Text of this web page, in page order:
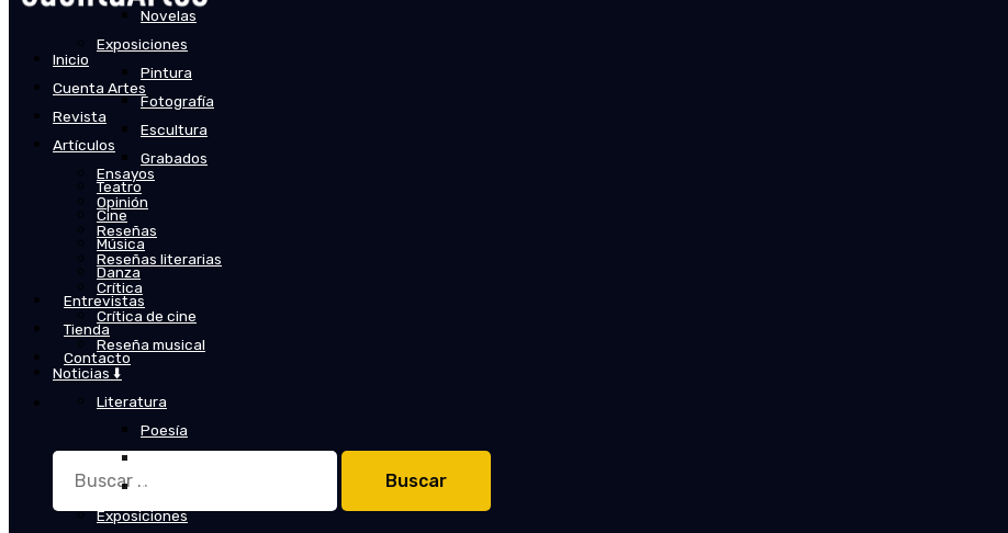
Novelas
Exposiciones
Pintura
Fotografía
Escultura
Grabados
Teatro
Cine
Música
Danza
Entrevistas
Tienda
Contacto
Buscar:
Inicio
Cuenta Artes
Revista
Artículos
Ensayos
Opinión
Reseñas
Reseñas literarias
Crítica
Crítica de cine
Reseña musical
Noticias ⬇️
Literatura
Poesía
Novelas
Exposiciones